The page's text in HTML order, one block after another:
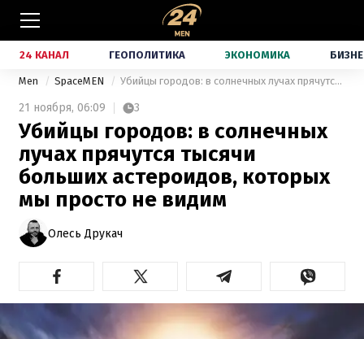
24 КАНАЛ ГЕОПОЛИТИКА ЭКОНОМИКА
Men SpaceMEN Убийцы городов: в солнечных лучах прячутся тысячи больших астероидов, которых мы просто не видим
21 ноября, 06:09 3
Убийцы городов: в солнечных
лучах прячутся тысячи
больших астероидов, которых
мы просто не видим
Олесь Друкач